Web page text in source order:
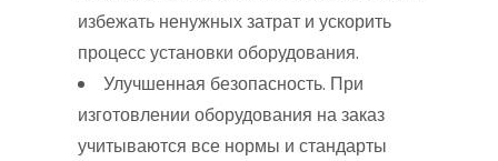
избежать ненужных затрат и ускорить
процесс установки оборудования.
Улучшенная безопасность. При
изготовлении оборудования на заказ
учитываются все нормы и стандарты